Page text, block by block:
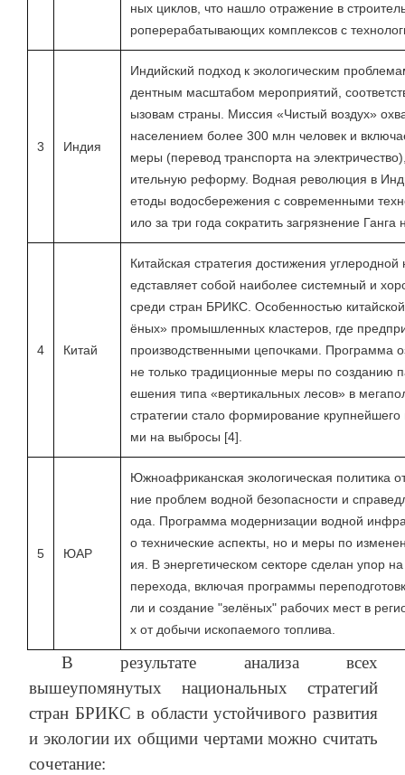
ных циклов, что нашло отражение в
роперерабатывающих комплексов с
3 Индия
Индийский подход к экологическим
дентным масштабом мероприятий,
ызовам страны. Миссия «Чистый воздух»
населением более 300 млн человек и
меры (перевод транспорта на
ительную реформу. Водная революция в
етоды водосбережения с современными
ило за три года сократить загрязнение Ганга
4 Китай
Китайская стратегия достижения
едставляет собой наиболее системный и
среди стран БРИКС. Особенностью
ёных» промышленных кластеров, где
производственными цепочками. Программа
не только традиционные меры по созданию
ешения типа «вертикальных лесов» в
стратегии стало формирование крупнейшего
ми на выбросы [4].
5 ЮАР
Южноафриканская экологическая политика
ние проблем водной безопасности и
ода. Программа модернизации водной
о технические аспекты, но и меры по
ия. В энергетическом секторе сделан упор
перехода, включая программы
ли и создание "зелёных" рабочих мест в
х от добычи ископаемого топлива.
В результате анализа всех
вышеупомянутых национальных стратегий
стран БРИКС в области устойчивого развития
и экологии их общими чертами можно считать
сочетание: